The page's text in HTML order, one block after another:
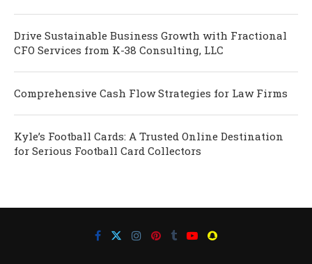
Drive Sustainable Business Growth with Fractional
CFO Services from K-38 Consulting, LLC
Comprehensive Cash Flow Strategies for Law Firms
Kyle’s Football Cards: A Trusted Online Destination
for Serious Football Card Collectors